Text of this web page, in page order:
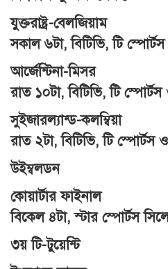
যুক্তরাষ্ট্র-বেলজিয়াম
সকাল ৬টা, বিটিভি, টি
আর্জেন্টিনা-মিসর
রাত ১০টা, বিটিভি, টি
সুইজারল্যান্ড-কলম্বিয়া
রাত ২টা, বিটিভি, টি স্পোর্টস
উইম্বলডন
কোয়ার্টার ফাইনাল
বিকেল ৪টা, স্টার স্পোর্টস
৩য় টি-টুয়েন্টি